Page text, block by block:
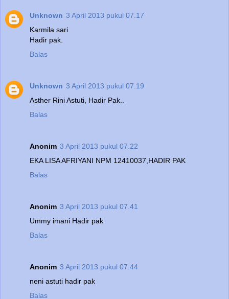
Unknown 3 April 2013 pukul 07.17
Karmila sari
Hadir pak.
Balas
Unknown 3 April 2013 pukul 07.19
Asther Rini Astuti, Hadir Pak..
Balas
Anonim 3 April 2013 pukul 07.22
EKA LISA AFRIYANI NPM 12410037,HADIR PAK
Balas
Anonim 3 April 2013 pukul 07.41
Ummy imani Hadir pak
Balas
Anonim 3 April 2013 pukul 07.44
neni astuti hadir pak
Balas